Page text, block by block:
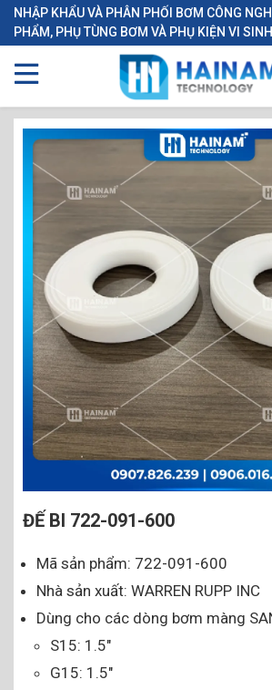
NHẬP KHẨU VÀ PHÂN PHỐI BƠM CÔNG
PHẨM, PHỤ TÙNG BƠM VÀ PHỤ KIỆN VI SINH
ĐẾ BI 722-091-600
Mã sản phẩm: 722-091-600
Nhà sản xuất: WARREN RUPP INC
Dùng cho các dòng bơm màng
S15: 1.5″
G15: 1.5″